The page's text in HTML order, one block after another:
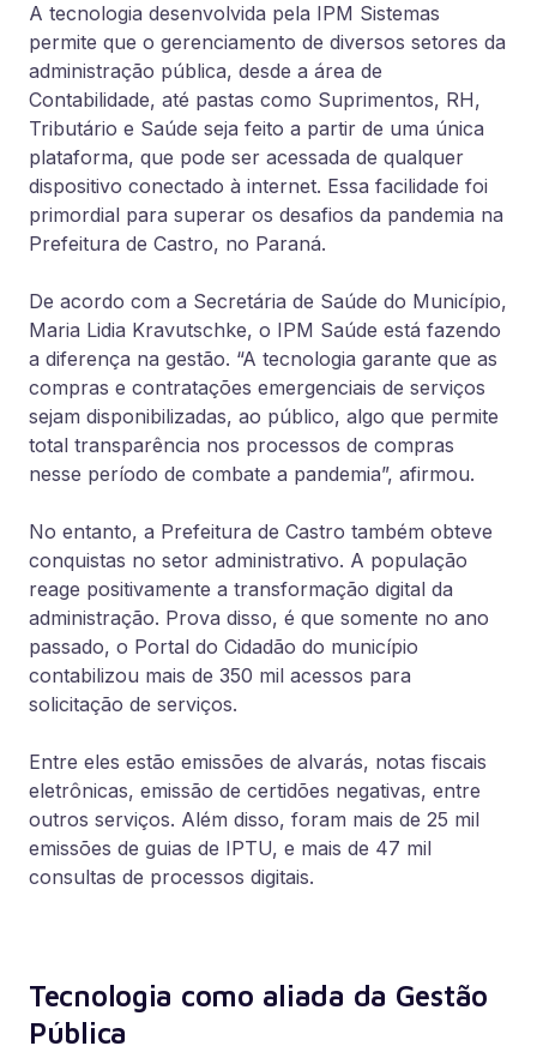
A tecnologia desenvolvida pela IPM Sistemas
permite que o gerenciamento de diversos setores da
administração pública, desde a área de
Contabilidade, até pastas como Suprimentos, RH,
Tributário e Saúde seja feito a partir de uma única
plataforma, que pode ser acessada de qualquer
dispositivo conectado à internet. Essa facilidade foi
primordial para superar os desafios da pandemia na
Prefeitura de Castro, no Paraná.
De acordo com a Secretária de Saúde do Município,
Maria Lidia Kravutschke, o IPM Saúde está fazendo
a diferença na gestão. “A tecnologia garante que as
compras e contratações emergenciais de serviços
sejam disponibilizadas, ao público, algo que permite
total transparência nos processos de compras
nesse período de combate a pandemia”, afirmou.
No entanto, a Prefeitura de Castro também obteve
conquistas no setor administrativo. A população
reage positivamente a transformação digital da
administração. Prova disso, é que somente no ano
passado, o Portal do Cidadão do município
contabilizou mais de 350 mil acessos para
solicitação de serviços.
Entre eles estão emissões de alvarás, notas fiscais
eletrônicas, emissão de certidões negativas, entre
outros serviços. Além disso, foram mais de 25 mil
emissões de guias de IPTU, e mais de 47 mil
consultas de processos digitais.
Tecnologia como aliada da Gestão
Pública